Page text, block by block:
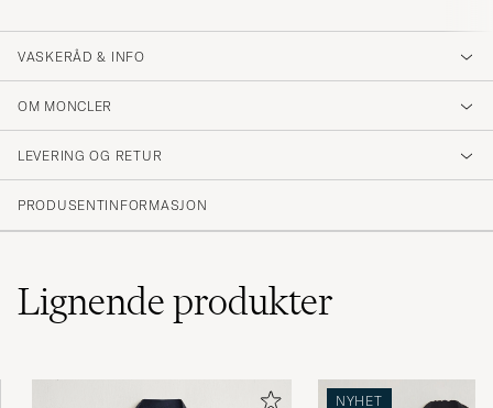
VASKERÅD & INFO
OM MONCLER
LEVERING OG RETUR
PRODUSENTINFORMASJON
Lignendeprodukter
NYHET